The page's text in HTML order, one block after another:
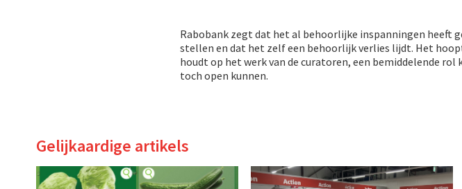
Rabobank zegt dat het al behoorlijke inspanningen heeft
stellen en dat het zelf een behoorlijk verlies lijdt. Het
houdt op het werk van de curatoren, een bemiddelende rol
toch open kunnen.
Gelijkaardige artikels